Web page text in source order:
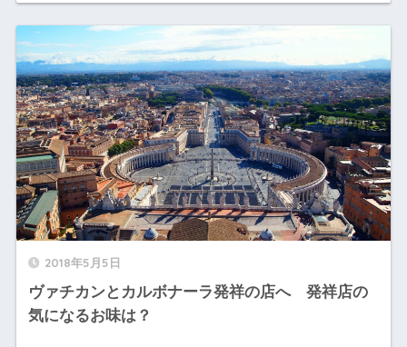
2018年5月5日
ヴァチカンとカルボナーラ発祥の店へ 発祥店の
気になるお味は？